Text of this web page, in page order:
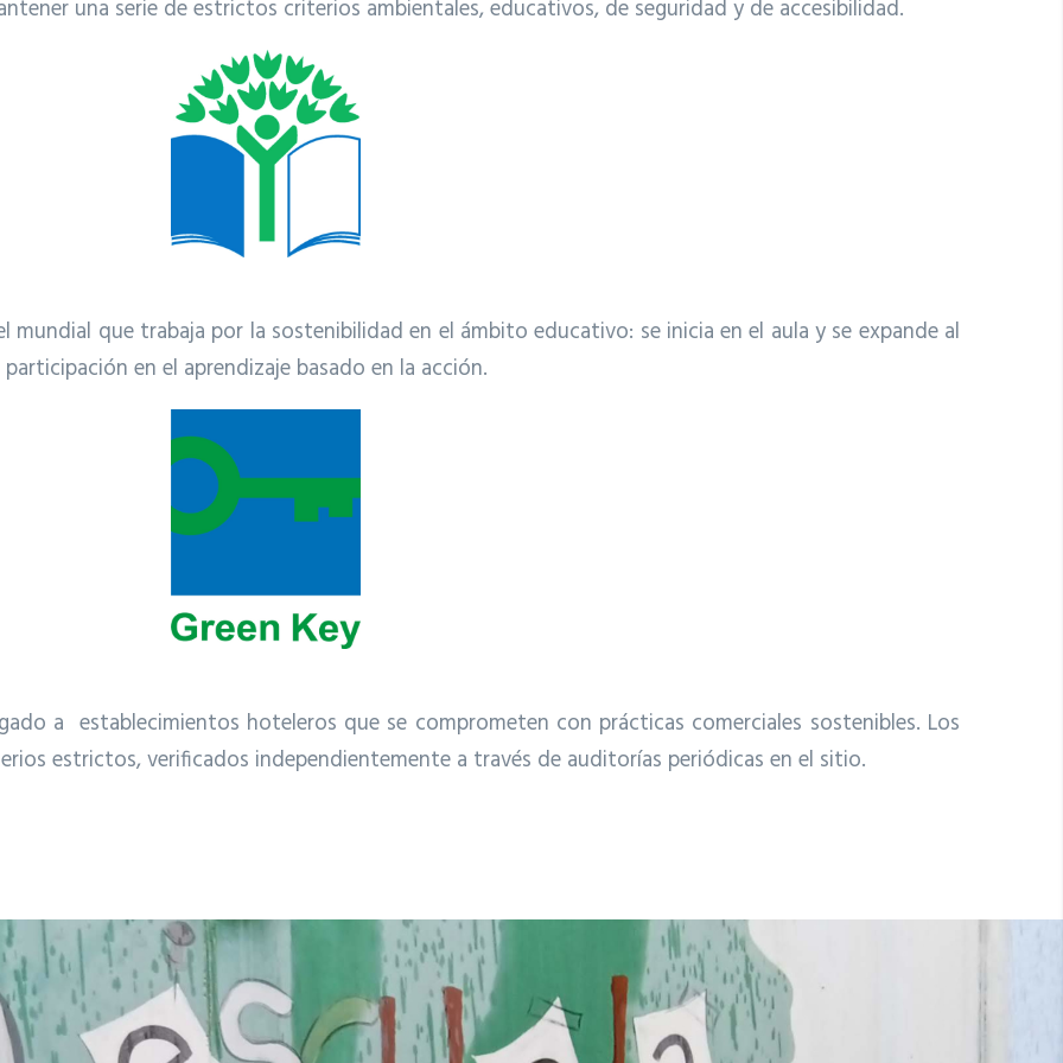
una serie de estrictos criterios ambientales, educativos, de seguridad y de accesibilidad.
mundial que trabaja por la sostenibilidad en el ámbito educativo: se inicia en el aula y se expande al
en el aprendizaje basado en la acción.
a establecimientos hoteleros que se comprometen con prácticas comerciales sostenibles. Los
estrictos, verificados independientemente a través de auditorías periódicas en el sitio.